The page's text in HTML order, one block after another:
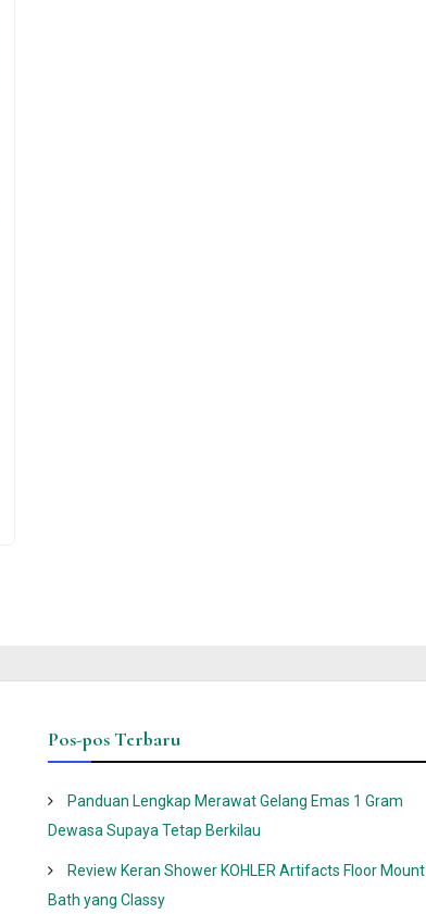
Pos-pos Terbaru
Panduan Lengkap Merawat Gelang Emas 1 Gram
Dewasa Supaya Tetap Berkilau
Review Keran Shower KOHLER Artifacts Floor Mount
Bath yang Classy